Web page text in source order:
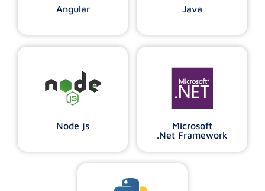
Angular Java
Node js
Microsoft
.Net Framework